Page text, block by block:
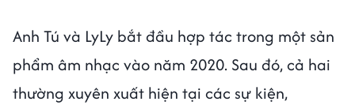
Anh Tú và LyLy bắt đầu hợp tác trong một sản
phẩm âm nhạc vào năm 2020. Sau đó, cả hai
thường xuyên xuất hiện tại các sự kiện,